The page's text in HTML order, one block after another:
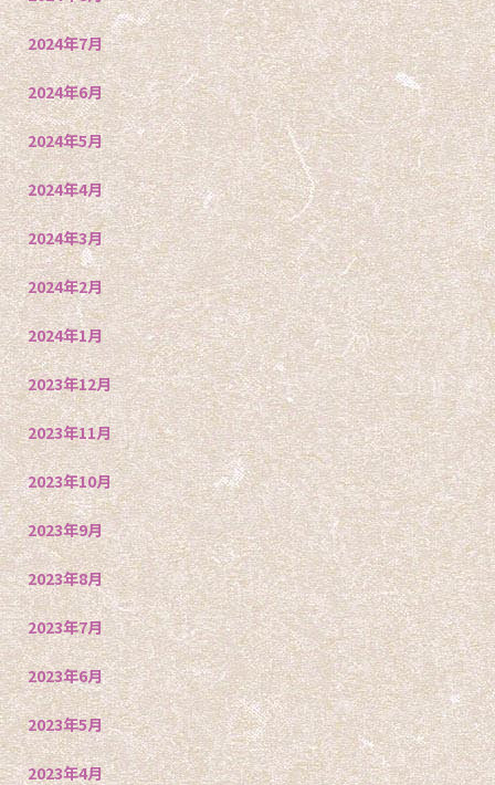
2024年7月
2024年6月
2024年5月
2024年4月
2024年3月
2024年2月
2024年1月
2023年12月
2023年11月
2023年10月
2023年9月
2023年8月
2023年7月
2023年6月
2023年5月
2023年4月